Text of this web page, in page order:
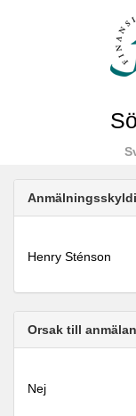
Henry Sténson
Orsak till anmälan
Nej